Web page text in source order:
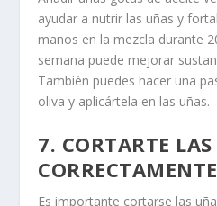
ayudar a nutrir las uñas y
manos en la mezcla durante
semana puede mejorar
También puedes hacer una
oliva y aplicártela en las uñas.
7. CORTARTE
CORRECTAMENTE
Es importante cortarse las